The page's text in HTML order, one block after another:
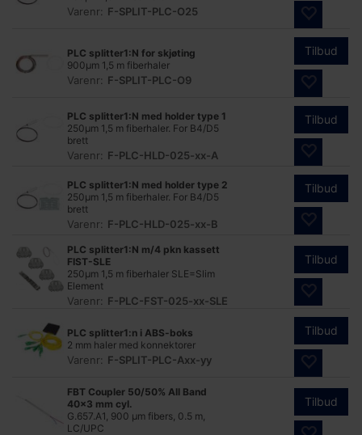
Varenr: F-SPLIT-PLC-O25
PLC splitter1:N for skjøting
900µm 1,5 m fiberhaler
Varenr: F-SPLIT-PLC-O9
Tilbud
PLC splitter1:N med holder type 1
250µm 1,5 m fiberhaler. For B4/D5
brett
Varenr: F-PLC-HLD-025-xx-A
Tilbud
PLC splitter1:N med holder type 2
250µm 1,5 m fiberhaler. For B4/D5
brett
Varenr: F-PLC-HLD-025-xx-B
Tilbud
PLC splitter1:N m/4 pkn kassett
FIST-SLE
250µm 1,5 m fiberhaler SLE=Slim
Element
Varenr: F-PLC-FST-025-xx-SLE
Tilbud
PLC splitter1:n i ABS-boks
2 mm haler med konnektorer
Varenr: F-SPLIT-PLC-Axx-yy
Tilbud
FBT Coupler 50/50% All Band
40x3 mm cyl.
G.657.A1, 900 µm fibers, 0.5 m,
LC/UPC
Tilbud